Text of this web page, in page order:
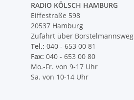
RADIO KÖLSCH HAMBURG
Eiffestraße 598
20537 Hamburg
Zufahrt über Borstelmannsweg
Tel.: 040 - 653 00 81
Fax: 040 - 653 00 80
Mo.-Fr. von 9-17 Uhr
Sa. von 10-14 Uhr